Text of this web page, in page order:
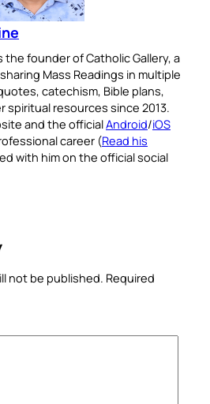
the founder of Catholic Gallery, a
Mass Readings in multiple
catechism, Bible plans,
resources since 2013.
and the officialAndroid/iOS
career (Read his
with him on the official social
not be published. Required